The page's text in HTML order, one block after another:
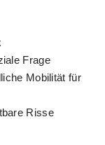
Frage
Mobilität für
Risse